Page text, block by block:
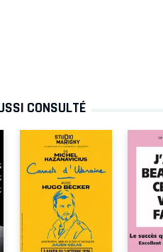
CONSULTÉ